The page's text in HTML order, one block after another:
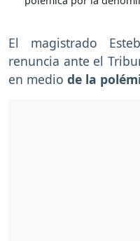
El magistrado
renuncia ante el
en medio de la